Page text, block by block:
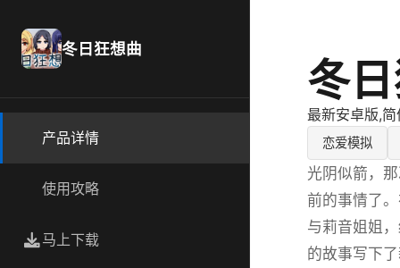
冬日狂想曲
产品详情
使用攻略
马上下载
冬
最新安卓版,
恋爱模拟
光阴似箭，
前的事情了
与莉音姐姐
的故事写下